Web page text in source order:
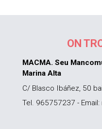
ON
MACMA. Seu
Marina Alta
C/ Blasco Ibáñez, 50
Tel. 965757237 -